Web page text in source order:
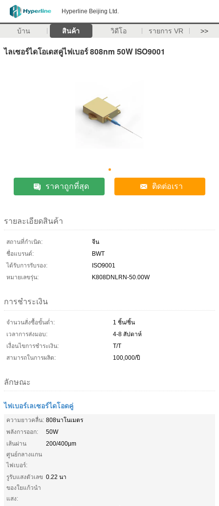
Hyperline Beijing Ltd.
บ้าน สินค้า วิดีโอ รายการ VR >>
ไลเซอร์ไดโอเดสคู่ไฟเบอร์ 808nm 50W ISO9001
ราคาถูกที่สุด ติดต่อเรา
รายละเอียดสินค้า
สถานที่กำเนิด:
จีน
ชื่อแบรนด์:
BWT
ได้รับการรับรอง:
ISO9001
หมายเลขรุ่น:
K808DNLRN-50.00W
การชำระเงิน
จำนวนสั่งซื้อขั้นต่ำ:
1 ชิ้น/ชิ้น
เวลาการส่งมอบ:
4-8 สัปดาห์
เงื่อนไขการชำระเงิน:
T/T
สามารถในการผลิต:
100,000/ปี
ลักษณะ
ไฟเบอร์เลเซอร์ไดโอดคู่
ความยาวคลื่น: 808นาโนเมตร
พลังการออก:
50W
เส้นผ่าน
ศูนย์กลางแกน
ไฟเบอร์:
200/400μm
รูรับแสงตัวเลข
ของใยแก้วนำ
แสง:
0.22 นา